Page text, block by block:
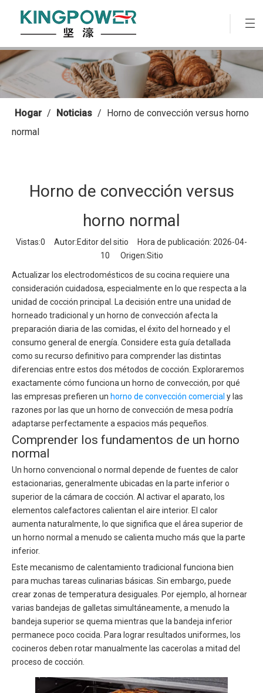
Hogar / Noticias / Horno de convección versus horno
normal
Horno de convección versus
horno normal
Vistas:0 Autor:Editor del sitio Hora de publicación: 2026-04-
10 Origen:Sitio
Actualizar los electrodomésticos de su cocina requiere una
consideración cuidadosa, especialmente en lo que respecta a la
unidad de cocción principal. La decisión entre una unidad de
horneado tradicional y un horno de convección afecta la
preparación diaria de las comidas, el éxito del horneado y el
consumo general de energía. Considere esta guía detallada
como su recurso definitivo para comprender las distintas
diferencias entre estos dos métodos de cocción. Exploraremos
exactamente cómo funciona un horno de convección, por qué
las empresas prefieren un horno de convección comercial y las
razones por las que un horno de convección de mesa podría
adaptarse perfectamente a espacios más pequeños.
Comprender los fundamentos de un horno
normal
Un horno convencional o normal depende de fuentes de calor
estacionarias, generalmente ubicadas en la parte inferior o
superior de la cámara de cocción. Al activar el aparato, los
elementos calefactores calientan el aire interior. El calor
aumenta naturalmente, lo que significa que el área superior de
un horno normal a menudo se calienta mucho más que la parte
inferior.
Este mecanismo de calentamiento tradicional funciona bien
para muchas tareas culinarias básicas. Sin embargo, puede
crear zonas de temperatura desiguales. Por ejemplo, al hornear
varias bandejas de galletas simultáneamente, a menudo la
bandeja superior se quema mientras que la bandeja inferior
permanece poco cocida. Para lograr resultados uniformes, los
cocineros deben rotar manualmente las cacerolas a mitad del
proceso de cocción.